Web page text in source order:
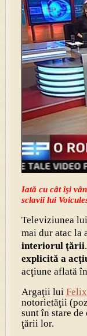
Iată cu cât îşi
sclavii lui
Televiziunea
mai dur atac la
interiorul ţării
explicită a
acţiune aflată
Argaţii lui Felix
notorietăţii
sunt în stare
ţării lor.